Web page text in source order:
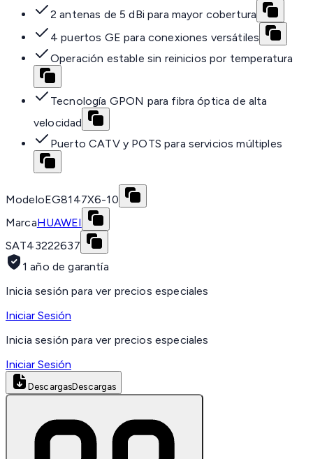
2 antenas de 5 dBi para mayor cobertura
4 puertos GE para conexiones versátiles
Operación estable sin reinicios por temperatura
Tecnología GPON para fibra óptica de alta
velocidad
Puerto CATV y POTS para servicios múltiples
ModeloEG8147X6-10
MarcaHUAWEI
SAT43222637
1 año de garantía
Inicia sesión para ver precios especiales
Iniciar Sesión
Inicia sesión para ver precios especiales
Iniciar Sesión
DescargasDescargas